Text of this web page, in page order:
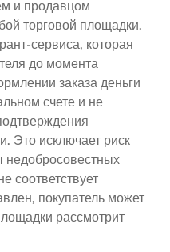
и продавцом
торговой площадки.
сервиса, которая
до момента
заказа деньги
счете и не
Это исключает риск
недобросовестных
соответствует
покупатель может
рассмотрит